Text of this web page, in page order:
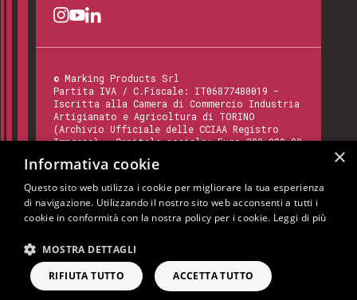
©Marking Products Srl
Partita IVA / C.Fiscale: IT06877480019 -
Iscritta alla Camera di Commercio Industria
Artigianato e Agricoltura di TORINO
(Archivio Ufficiale delle CCIAA Registro
Imprese) - Capitale sociale: Euro 300.000,00
Questo sito è protetto da Google reCAPTCHA
Privacy Policy Note Legali
RICHIEDI INFORMAZIONI
×
Informativa cookie
Questo sito web utilizza i cookie per migliorare la tua esperienza
di navigazione. Utilizzando il nostro sito web acconsenti a tutti i
cookie in conformità con la nostra policy per i cookie. Leggi di più
ACCETTA TUTTO
RIFIUTA TUTTO
MOSTRA DETTAGLI